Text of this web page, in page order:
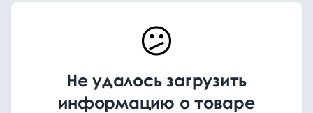
😕
Не удалось загрузить
информацию о товаре